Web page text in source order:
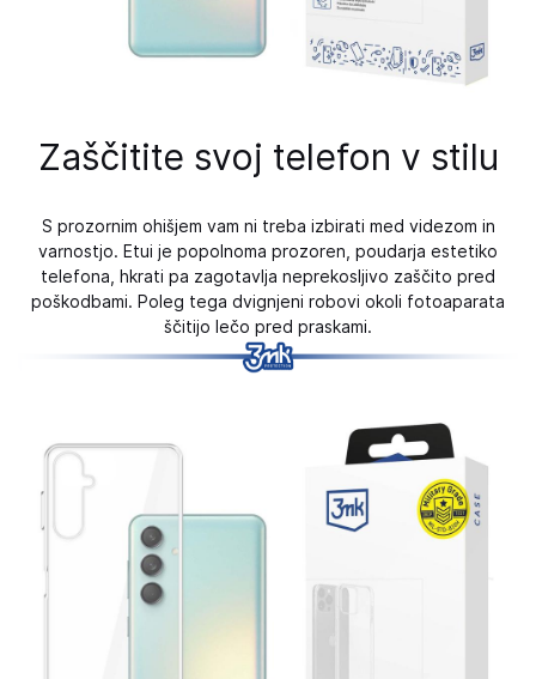
Zaščitite svoj telefon v stilu
S prozornim ohišjem vam ni treba izbirati med videzom in
varnostjo. Etui je popolnoma prozoren, poudarja estetiko
telefona, hkrati pa zagotavlja neprekosljivo zaščito pred
poškodbami. Poleg tega dvignjeni robovi okoli fotoaparata
ščitijo lečo pred praskami.